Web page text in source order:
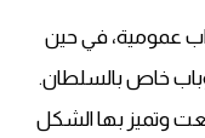
عمومية، في حين
خاص بالسلطان.
وتميز بها الشكل